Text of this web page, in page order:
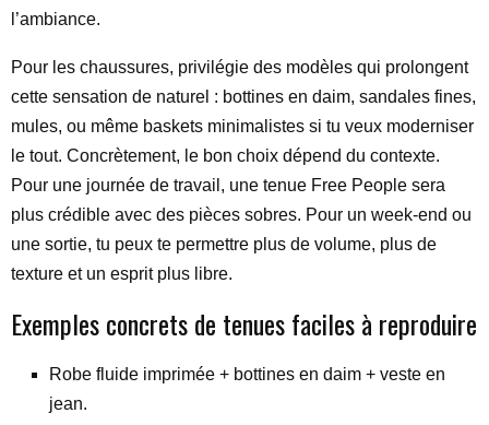
l’ambiance.
Pour les chaussures, privilégie des modèles qui prolongent
cette sensation de naturel : bottines en daim, sandales fines,
mules, ou même baskets minimalistes si tu veux moderniser
le tout. Concrètement, le bon choix dépend du contexte.
Pour une journée de travail, une tenue Free People sera
plus crédible avec des pièces sobres. Pour un week-end ou
une sortie, tu peux te permettre plus de volume, plus de
texture et un esprit plus libre.
Exemples concrets de tenues faciles à reproduire
Robe fluide imprimée + bottines en daim + veste en
jean.